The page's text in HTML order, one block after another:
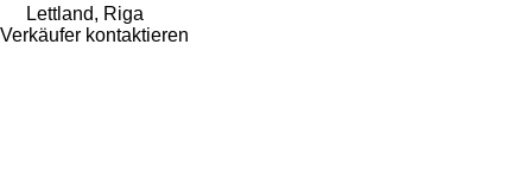
Lettland, Riga
Verkäufer kontaktieren